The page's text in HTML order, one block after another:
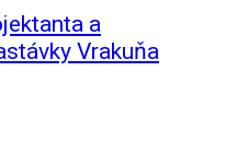
a
Vrakuňa